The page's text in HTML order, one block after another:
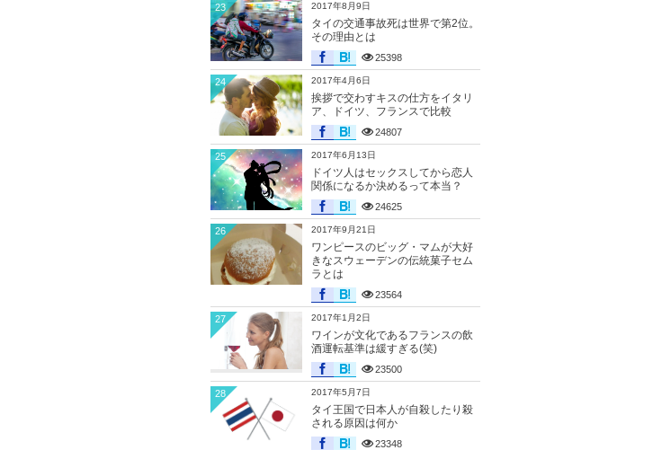
2017年8月9日
タイの交通事故死は世界で第2位。
その理由とは
25398
23
2017年4月6日
挨拶で交わすキスの仕方をイタリ
ア、ドイツ、フランスで比較
24807
24
2017年6月13日
ドイツ人はセックスしてから恋人
関係になるか決めるって本当？
24625
25
2017年9月21日
ワンピースのビッグ・マムが大好
きなスウェーデンの伝統菓子セム
ラとは
23564
26
2017年1月2日
ワインが文化であるフランスの飲
酒運転基準は緩すぎる(笑)
23500
27
2017年5月7日
タイ王国で日本人が自殺したり殺
される原因は何か
23348
28